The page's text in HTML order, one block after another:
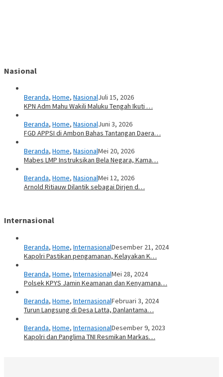
Nasional
Beranda, Home, NasionalJuli 15, 2026
KPN Adm Mahu Wakili Maluku Tengah Ikuti …
Beranda, Home, NasionalJuni 3, 2026
FGD APPSI di Ambon Bahas Tantangan Daera…
Beranda, Home, NasionalMei 20, 2026
Mabes LMP Instruksikan Bela Negara, Kama…
Beranda, Home, NasionalMei 12, 2026
Arnold Ritiauw Dilantik sebagai Dirjen d…
Internasional
Beranda, Home, InternasionalDesember 21, 2024
Kapolri Pastikan pengamanan, Kelayakan K…
Beranda, Home, InternasionalMei 28, 2024
Polsek KPYS Jamin Keamanan dan Kenyamana…
Beranda, Home, InternasionalFebruari 3, 2024
Turun Langsung di Desa Latta, Danlantama…
Beranda, Home, InternasionalDesember 9, 2023
Kapolri dan Panglima TNI Resmikan Markas…